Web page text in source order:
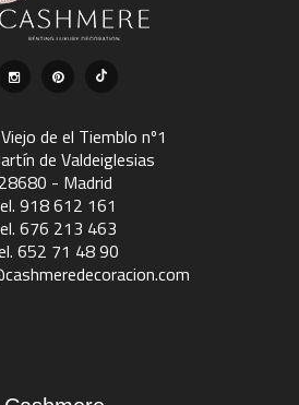
de el Tiemblo nº1
de Valdeiglesias
28680 - Madrid
918 612 161
676 213 463
652 71 48 90